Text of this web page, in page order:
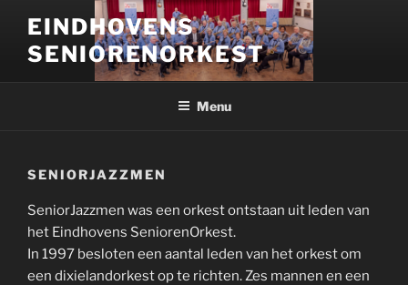
EINDHOVENS
SENIORENORKEST
Menu
SENIORJAZZMEN
SeniorJazzmen was een orkest ontstaan uit leden van
het Eindhovens SeniorenOrkest.
In 1997 besloten een aantal leden van het orkest om
een dixielandorkest op te richten. Zes mannen en een